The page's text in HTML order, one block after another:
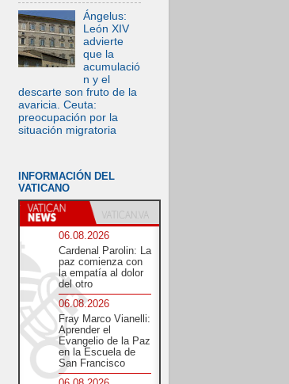
Ángelus:
León XIV
advierte
que la
acumulació
n y el
descarte son fruto de la
avaricia. Ceuta:
preocupación por la
situación migratoria
INFORMACIÓN DEL
VATICANO
06.08.2026
Cardenal Parolin: La
paz comienza con
la empatía al dolor
del otro
06.08.2026
Fray Marco Vianelli:
Aprender el
Evangelio de la Paz
en la Escuela de
San Francisco